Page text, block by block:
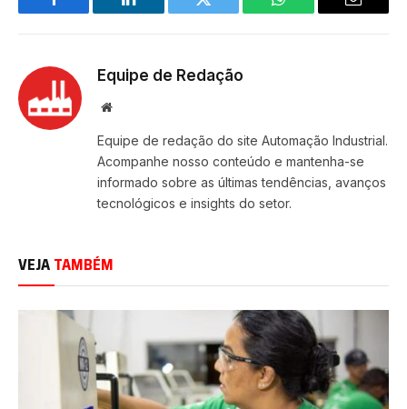
Facebook LinkedIn Twitter WhatsApp Email
Equipe de Redação
Site
Equipe de redação do site Automação Industrial.
Acompanhe nosso conteúdo e mantenha-se
informado sobre as últimas tendências, avanços
tecnológicos e insights do setor.
VEJATAMBÉM